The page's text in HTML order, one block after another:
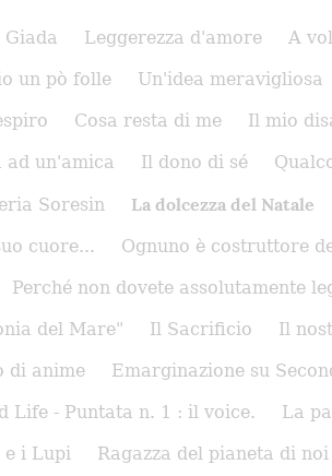
Giada Leggerezza d'amore A
un pò folle Un'idea meravigliosa
Cosa resta di me Il mio
ad un'amica Il dono di sé
Soresin La dolcezza del Natale
cuore... Ognuno è costruttore
Perché non dovete assolutamente
del Mare" Il Sacrificio Il
di anime Emarginazione su
Life - Puntata n. 1 : il voice. La
e i Lupi Ragazza del pianeta di noi